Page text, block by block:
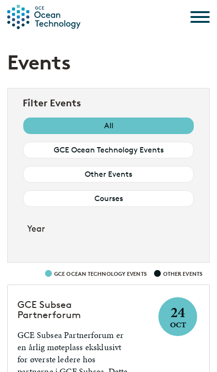
Events
Filter Events
All
GCE Ocean Technology Events
Other Events
Courses
Year
GCE OCEAN TECHNOLOGY EVENTS OTHER EVENTS
GCE Subsea
Partnerforum
GCE Subsea Partnerforum er
en årlig møteplass eksklusivt
for øverste ledere hos
24
OCT